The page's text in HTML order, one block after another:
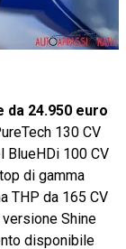
24.950 euro
130 CV
BlueHDi 100 CV
di gamma
THP da 165 CV
Shine
disponibile